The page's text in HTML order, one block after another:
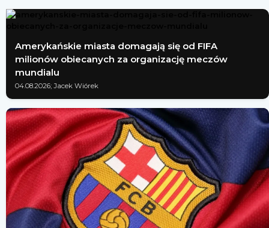
Amerykańskie miasta domagają się od FIFA
milionów obiecanych za organizację meczów
mundialu
04.08.2026; Jacek Wiórek